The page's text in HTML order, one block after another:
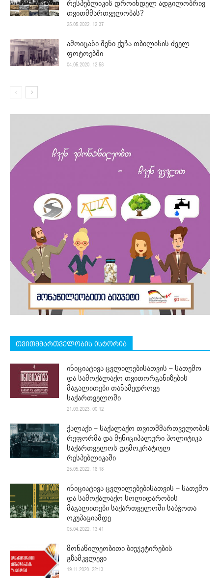
რესპუბლიკის დროინდელ ადგილობრივ
თვითმმართველობას?
25.05.2022. 12:37
ამოიცანი შენი ქუჩა თბილისის ძველ
ფოტოებში
04.05.2020. 12:58
თვითმმართველობის ისტორია
ინიციატივა ცვლილებისათვის – სათემო
და სამოქალაქო თვითორგანიზების
მაგალითები თანამედროვე
საქართველოში
21.03.2023. 00:12
ქალაქი – საქალაქო თვითმმართველობის
რეფორმა და მუნიციპალური პოლიტიკა
საქართველოს დემოკრატიულ
რესპუბლიკაში
25.05.2022. 16:18
ინიციატივა ცვლილებებისათვის – სათემო
და სამოქალაქო სოლიდარობის
მაგალითები საქართველოში საბჭოთა
ოკუპაციამდე
05.04.2022. 13:41
მონაწილეობითი ბიუჯეტირების
გზამკვლევი
19.11.2020. 22:13